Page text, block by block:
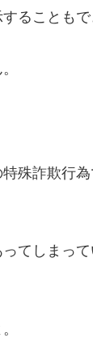
ることもで
殊詐欺行
てしまっ